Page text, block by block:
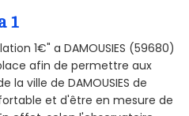
1
1€" a DAMOUSIES (59680)
afin de permettre aux
la ville de DAMOUSIES de
et d'être en mesure de